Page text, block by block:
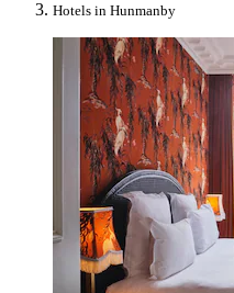
Hotels in Hunmanby